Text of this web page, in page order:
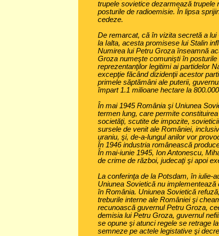
trupele sovietice dezarmează trupele
posturile de radioemisie. În lipsa
cedeze.
De remarcat, că în vizita secretă a
la Ialta, acesta promisese lui Stalin
Numirea lui Petru Groza înseamnă
Groza numeşte comunişti în
reprezentanţilor legitimi ai partidelor
excepţie făcând dizidenţii acestor
primele săptămâni ale puterii,
împart 1.1 milioane hectare la
În mai 1945 România şi Uniunea
termen lung, care permite
societăţi, scutite de impozite,
sursele de venit ale României,
uraniu, şi, de-a-lungul anilor vor
În 1946 industria românească
În mai-iunie 1945, Ion Antonescu,
de crime de război, judecaţi şi apoi
La conferinţa de la Potsdam, în iulie-
Uniunea Sovietică nu
în România. Uniunea Sovietică
treburile interne ale României şi
recunoască guvernul Petru Groza,
demisia lui Petru Groza, guvernul
se opune şi atunci regele se retrage
semneze pe actele legistative şi